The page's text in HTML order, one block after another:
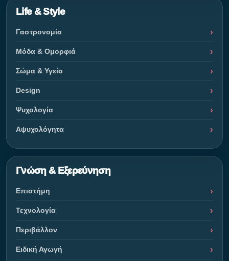
Life & Style
Γαστρονομία
Μόδα & Ομορφιά
Σώμα & Υγεία
Design
Ψυχολογία
Αψυχολόγητα
Γνώση & Εξερεύνηση
Επιστήμη
Τεχνολογία
Περιβάλλον
Ειδική Αγωγή